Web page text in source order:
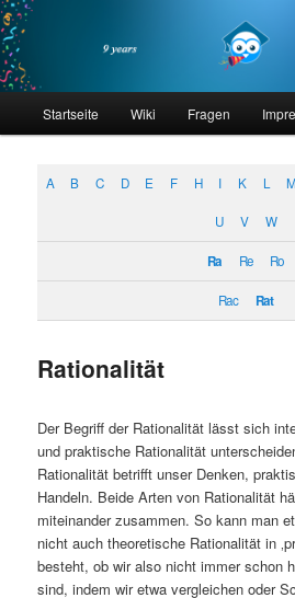
Zum
primären
Inhalt
springen
Zum
sekundären
Inhalt
springenphilocast
Startseite Wiki Fragen
A B C D E F H I K L M
U V W
Ra Re Ro
Rac Rat
Rationalität
Der Begriff der Rationalität lässt sich
und praktische Rationalität
Rationalität betrifft unser Denken,
Handeln. Beide Arten von Rationalität
miteinander zusammen. So kann man
nicht auch theoretische Rationalität in
besteht, ob wir also nicht immer schon
sind, indem wir etwa vergleichen oder